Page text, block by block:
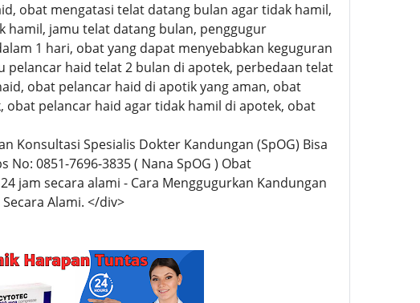
obat mengatasi telat datang bulan agar tidak hamil,
hamil, jamu telat datang bulan, penggugur
1 hari, obat yang dapat menyebabkan keguguran
haid telat 2 bulan di apotek, perbedaan telat
obat pelancar haid di apotik yang aman, obat
pelancar haid agar tidak hamil di apotek, obat
Konsultasi Spesialis Dokter Kandungan (SpOG) Bisa
0851-7696-3835 ( Nana SpOG ) Obat
jam secara alami - Cara Menggugurkan Kandungan
Alami. </div>